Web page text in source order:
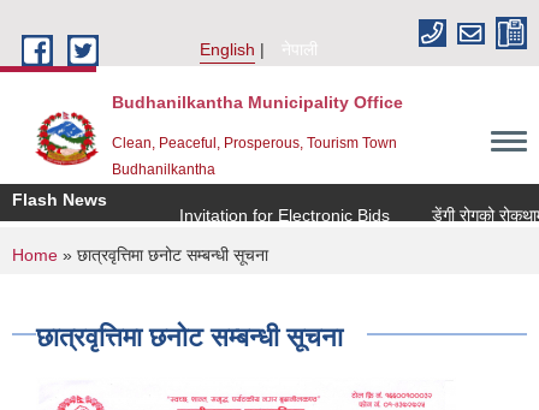
English
नेपाली
Budhanilkantha Municipality Office
Clean, Peaceful, Prosperous, Tourism Town
Budhanilkantha
Flash News
Invitation for Electronic Bids
डेंगी रोगको
You are here
Home » छात्रवृत्तिमा छनोट सम्बन्धी सूचना
छात्रवृत्तिमा छनोट सम्बन्धी सूचना